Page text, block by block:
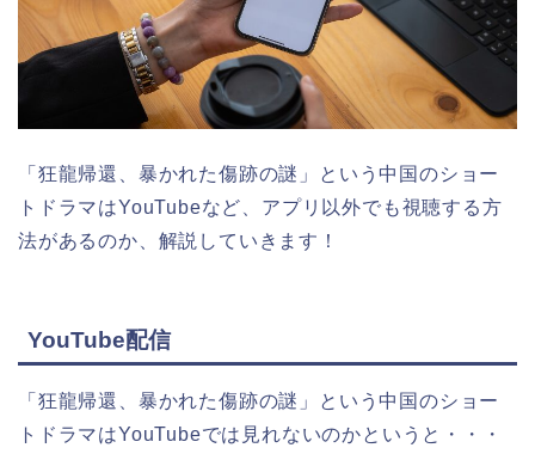
「狂龍帰還、暴かれた傷跡の謎 」
という中国のショー
トドラマはYouTubeなど、アプリ以外でも視聴する方
法があるのか、解説していきます！
YouTube配信
「狂龍帰還、暴かれた傷跡の謎 」
という中国のショー
トドラマはYouTubeでは見れないのかというと・・・